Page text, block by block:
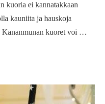
kuoria ei kannatakkaan
kauniita ja hauskoja
Kananmunan kuoret voi …